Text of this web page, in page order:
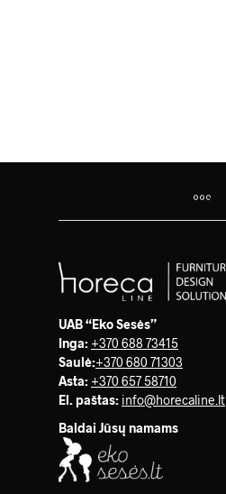
UAB “Eko Sesės”
Inga: +370 688 73415
Saulė:+370 680 71303
Asta: +370 657 58710
El. paštas: info@horecaline.lt
Baldai Jūsų namams